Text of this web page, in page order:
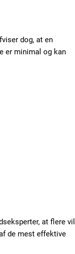
Praesent
Ut mollis
dog, at en
er minimal og kan
at flere vil
de mest effektive